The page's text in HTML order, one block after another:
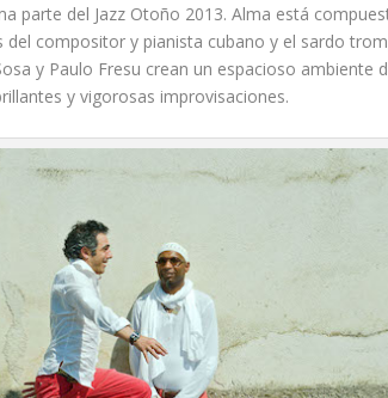
parte del Jazz Otoño 2013.Alma está
compositor y pianista cubano y el sardo
y Paulo Fresu crean un espacioso ambiente
y vigorosas improvisaciones.